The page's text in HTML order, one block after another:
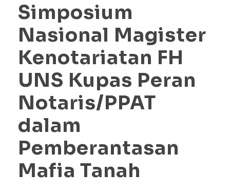
Simposium
Nasional Magister
Kenotariatan FH
UNS Kupas Peran
Notaris/PPAT
dalam
Pemberantasan
Mafia Tanah